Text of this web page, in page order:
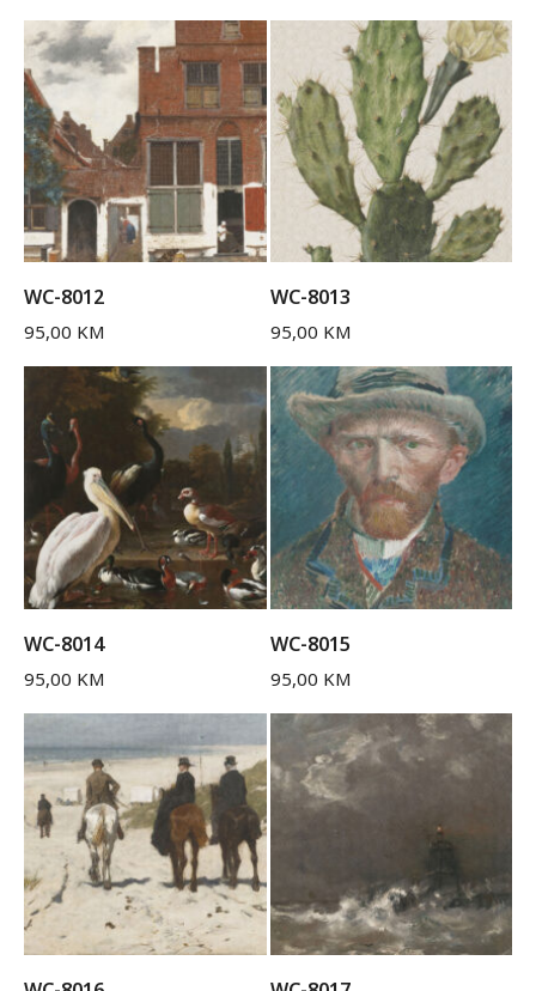
WC-8012
95,00 KM
WC-8013
95,00 KM
WC-8014
95,00 KM
WC-8015
95,00 KM